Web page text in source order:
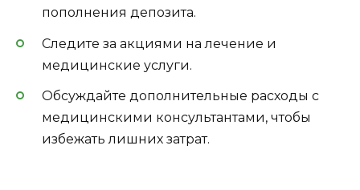
пополнения депозита.
Следите за акциями на лечение и
медицинские услуги.
Обсуждайте дополнительные расходы с
медицинскими консультантами, чтобы
избежать лишних затрат.